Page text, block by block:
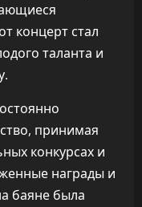
концерт стал
таланта и
принимая
конкурсах и
награды и
баяне была